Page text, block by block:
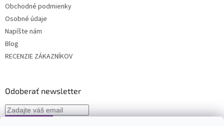
Obchodné podmienky
Osobné údaje
Napíšte nám
Blog
RECENZIE ZÁKAZNÍKOV
Odoberať newsletter